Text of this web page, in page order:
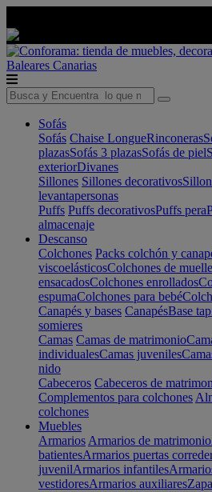
Baleares Canarias
Sofás
Sofás Chaise LongueRinconeras
plazasSofás 3 plazasSofás de piel
exteriorDivanes
Sillones Sillones decorativos
levantapersonas
Puffs Puffs decorativosPuffs pera
almacenaje
Descanso
Colchones Packs colchón y
viscoelásticosColchones de
ensacadosColchones enrollados
espumaColchones para bebé
Canapés y bases CanapésBase
somieres
Camas Camas de matrimonio
individualesCamas juveniles
nido
Cabeceros Cabeceros de
Complementos para colchones
colchones
Muebles
Armarios Armarios de matrimonio
batientesArmarios puertas
juvenilArmarios infantiles
vestidoresArmarios auxiliares